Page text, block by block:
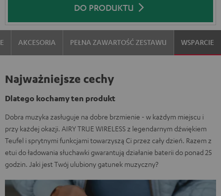
DO PRODUKTU
AKCESORIA PEŁNA ZAWARTOŚĆ ZESTAWU WSPARCIE
Najważniejsze cechy
Dlatego kochamy ten produkt
Dobra muzyka zasługuje na dobre brzmienie - w każdym miejscu i
przy każdej okazji. AIRY TRUE WIRELESS z legendarnym dźwiękiem
Teufel i sprytnymi funkcjami towarzyszą Ci przez cały dzień. Razem z
etui do ładowania słuchawki gwarantują działanie baterii do ponad 25
godzin. Jaki jest Twój ulubiony gatunek muzyczny?